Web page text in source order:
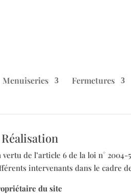
Menuiseries Fermetures
Réalisation
vertu de l’article 6 de la loi n°
intervenants dans le cadre
du site